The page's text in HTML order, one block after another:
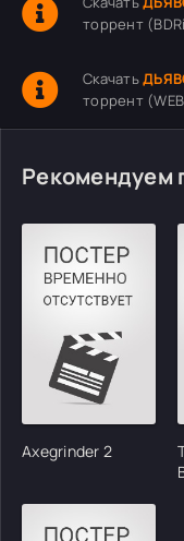
торрент
Скачать
торрент
Рекомендуем
Axegrinder 2